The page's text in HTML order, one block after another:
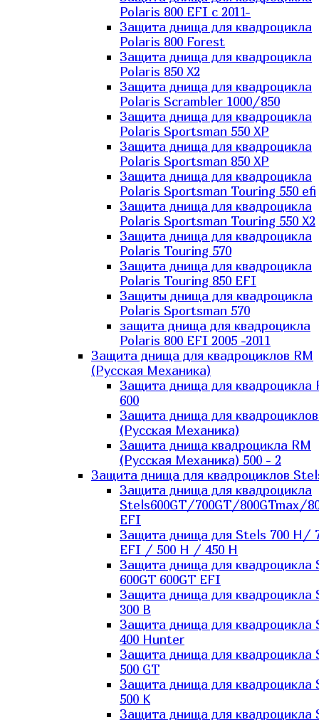
Polaris 800 EFI с 2011-
Защита днища для квадроцикла
Polaris 800 Forest
Защита днища для квадроцикла
Polaris 850 X2
Защита днища для квадроцикла
Polaris Scrambler 1000/850
Защита днища для квадроцикла
Polaris Sportsman 550 XP
Защита днища для квадроцикла
Polaris Sportsman 850 XP
Защита днища для квадроцикла
Polaris Sportsman Touring 550 efi
Защита днища для квадроцикла
Polaris Sportsman Touring 550 X2
Защита днища для квадроцикла
Polaris Touring 570
Защита днища для квадроцикла
Polaris Touring 850 EFI
Защиты днища для квадроцикла
Polaris Sportsman 570
защита днища для квадроцикла
Polaris 800 EFI 2005 -2011
Защита днища для квадроциклов RM
(Русская Механика)
Защита днища для квадроцикла
600
Защита днища для
(Русская Механика)
Защита днища квадроцикла RM
(Русская Механика) 500 - 2
Защита днища для квадроциклов
Защита днища для квадроцикла
Stels600GT/700GT/800GTmax/
EFI
Защита днища для Stels 700 H/
EFI / 500 H / 450 H
Защита днища для квадроцикла
600GT 600GT EFI
Защита днища для квадроцикла
300 B
Защита днища для квадроцикла
400 Hunter
Защита днища для квадроцикла
500 GT
Защита днища для квадроцикла
500 K
Защита днища для квадроцикла